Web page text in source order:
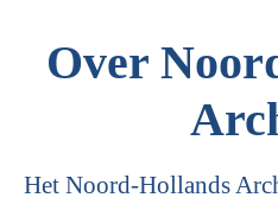
Over
Het Noord-Hollands